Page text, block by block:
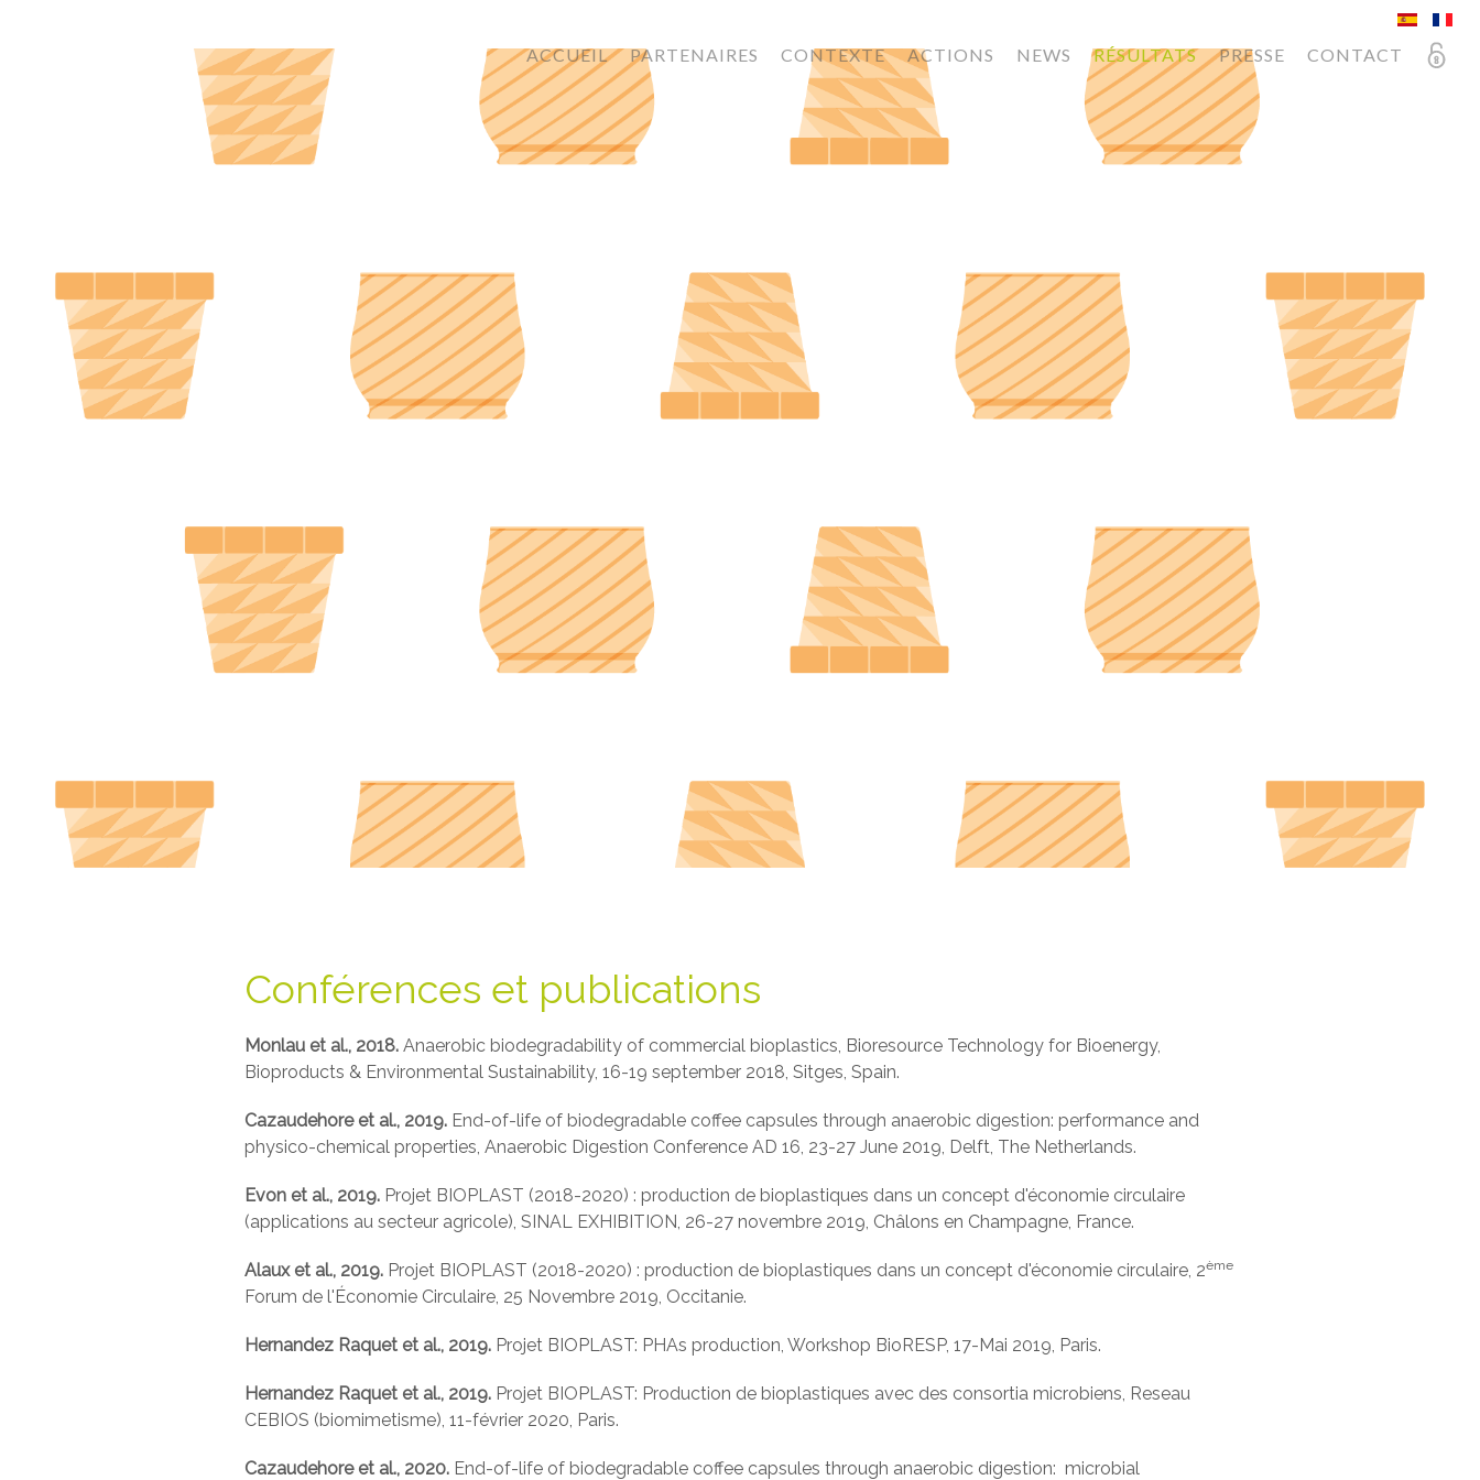
ACCUEIL PARTENAIRES CONTEXTE ACTIONS NEWS RÉSULTATS PRESSE CONTACT
Conférences et publications
Monlau et al., 2018. Anaerobic biodegradability of commercial bioplastics, Bioresource Technology for Bioenergy,
Bioproducts & Environmental Sustainability, 16-19 september 2018, Sitges, Spain.
Cazaudehore et al., 2019. End-of-life of biodegradable coffee capsules through anaerobic digestion: performance and
physico-chemical properties, Anaerobic Digestion Conference AD 16, 23-27 June 2019, Delft, The Netherlands.
Evon et al., 2019. Projet BIOPLAST (2018-2020) : production de bioplastiques dans un concept d'économie circulaire
(applications au secteur agricole), SINAL EXHIBITION, 26-27 novembre 2019, Châlons en Champagne, France.
Alaux et al., 2019. Projet BIOPLAST (2018-2020) : production de bioplastiques dans un concept d'économie circulaire, 2ème
Forum de l'Économie Circulaire, 25 Novembre 2019, Occitanie.
Hernandez Raquet et al., 2019. Projet BIOPLAST: PHAs production, Workshop BioRESP, 17-Mai 2019, Paris.
Hernandez Raquet et al., 2019. Projet BIOPLAST: Production de bioplastiques avec des consortia microbiens, Reseau
CEBIOS (biomimetisme), 11-février 2020, Paris.
Cazaudehore et al., 2020. End-of-life of biodegradable coffee capsules through anaerobic digestion: microbial